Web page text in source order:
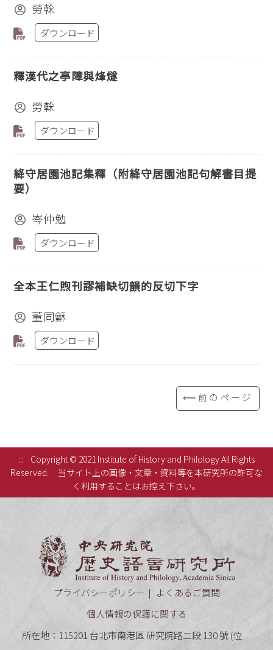
勞榦
ダウンロード
釋漢代之亭障與烽燧
勞榦
ダウンロード
絳守居園池記集釋（附絳守居園池記句解書目提
要）
岑仲勉
ダウンロード
全本王仁煦刊謬補缺切韻的反切下字
董同龢
ダウンロード
⟸前のページ
:::
Copyright © 2021 Institute of History and Philology All Rights
Reserved.
当サイト上の画像・文章・資料等を本研究所の許可な
く利用することはお控え下さい。
プライバシーポリシー
よくあるご質問
個人情報の保護に関する
所在地：115201 台北市南港區 研究院路二段 130 號 (位